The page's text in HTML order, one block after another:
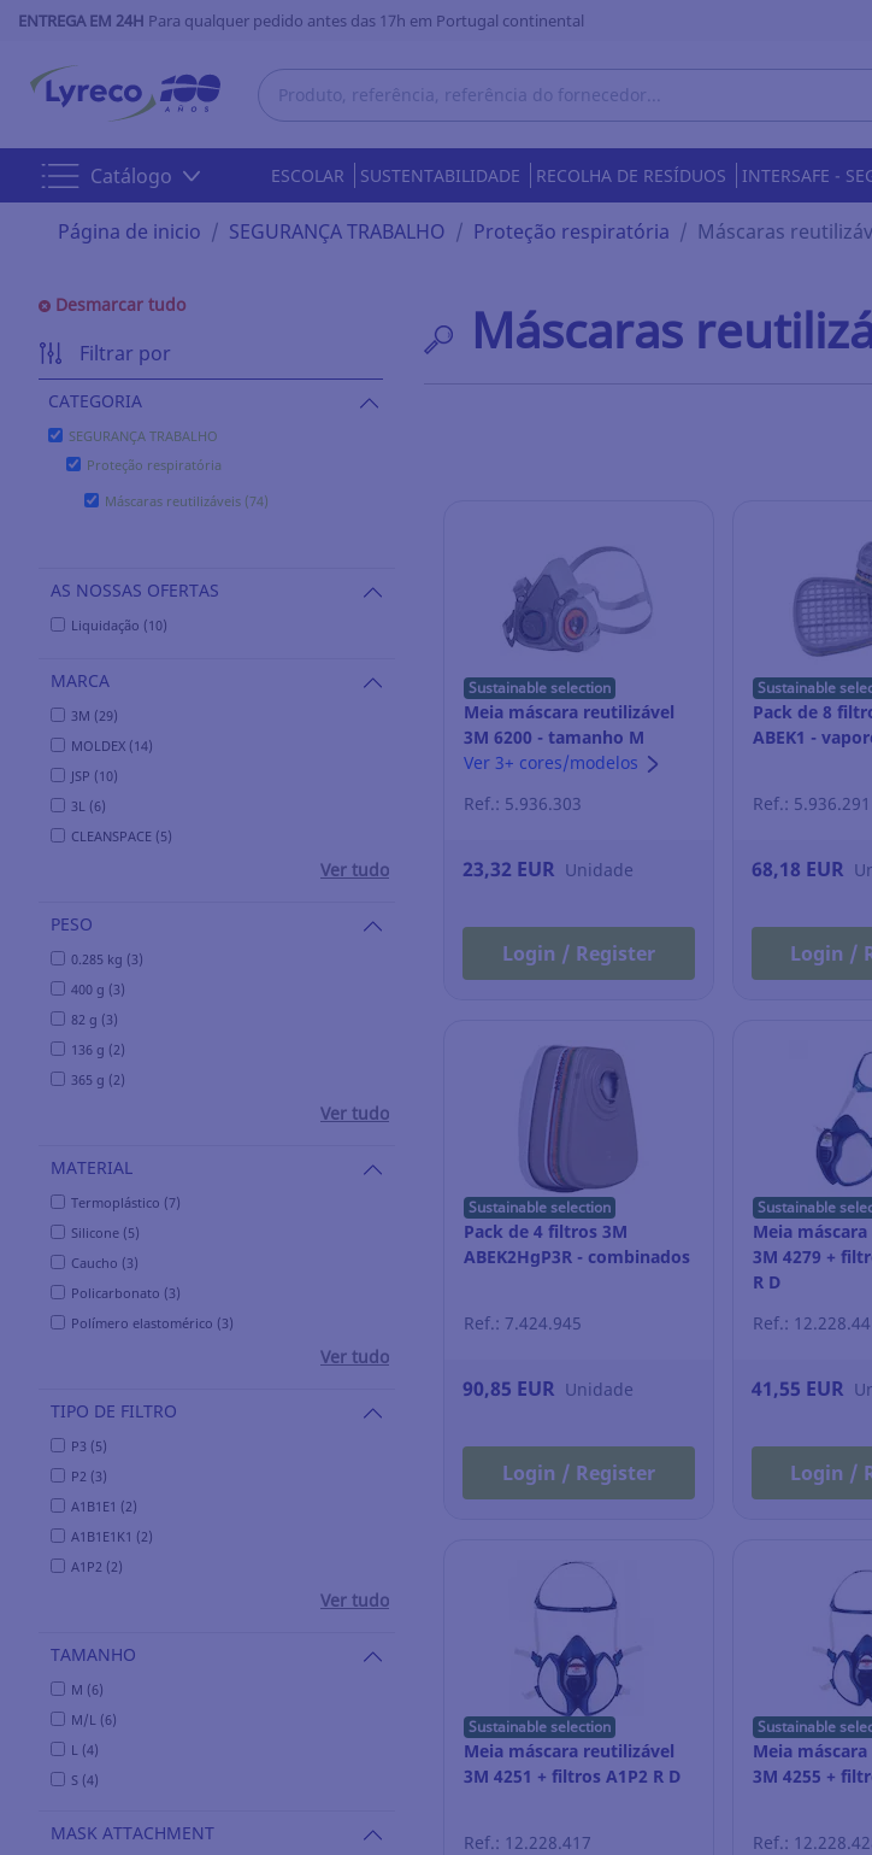
ENTREGA EM 24H Para qualquer pedido antes das 17h em Portugal continental
Catálogo ESCOLAR SUSTENTABILIDADE RECOLHA DE RESÍDUOS INTERSAFE -
Página de inicio SEGURANÇA TRABALHO Proteção respiratória Máscaras
Desmarcar tudo
Filtrar por
CATEGORIA
SEGURANÇA TRABALHO
Proteção respiratória
Máscaras reutilizáveis (74)
AS NOSSAS OFERTAS
Liquidação (10)
MARCA
3M (29)
MOLDEX (14)
JSP (10)
3L (6)
CLEANSPACE (5)
Ver tudo
PESO
0.285 kg (3)
400 g (3)
82 g (3)
136 g (2)
365 g (2)
Ver tudo
MATERIAL
Termoplástico (7)
Silicone (5)
Caucho (3)
Policarbonato (3)
Polímero elastomérico (3)
Ver tudo
TIPO DE FILTRO
P3 (5)
P2 (3)
A1B1E1 (2)
A1B1E1K1 (2)
A1P2 (2)
Ver tudo
TAMANHO
M (6)
M/L (6)
L (4)
S (4)
MASK ATTACHMENT
Máscaras
Sustainable selection
Meia máscara reutilizável
3M 6200 - tamanho M
Ver 3+ cores/modelos
Ref.: 5.936.303
23,32 EUR Unidade
Login / Register
Sustainable
Pack de 8
ABEK1 -
Ref.: 5.936.291
68,18 EUR
Login /
Sustainable selection
Pack de 4 filtros 3M
ABEK2HgP3R - combinados
Ref.: 7.424.945
90,85 EUR Unidade
Login / Register
Sustainable
Meia
3M 4279 +
R D
Ref.:
41,55 EUR
Login /
Sustainable selection
Meia máscara reutilizável
3M 4251 + filtros A1P2 R D
Ref.: 12.228.417
Sustainable
Meia
3M 4255 +
Ref.: